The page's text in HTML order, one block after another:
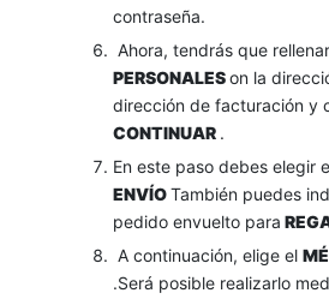
contraseña.
Ahora, tendrás que
PERSONALESon la
dirección de facturación y
CONTINUAR .
En este paso debes elegir
ENVÍOTambién puedes
pedido envuelto para
A continuación, elige el
.Será posible realizarlo